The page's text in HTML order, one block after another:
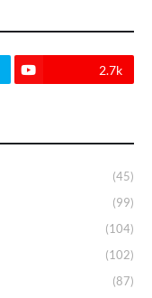
2.7k
(45)
(99)
(104)
(102)
(87)